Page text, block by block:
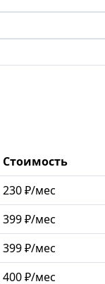
Стоимость
230 ₽/мес
399 ₽/мес
399 ₽/мес
400 ₽/мес